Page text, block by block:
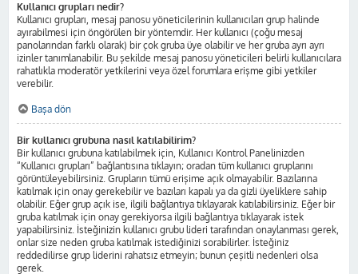
Kullanıcı grupları nedir?
Kullanıcı grupları, mesaj panosu yöneticilerinin kullanıcıları grup halinde
ayırabilmesi için öngörülen bir yöntemdir. Her kullanıcı (çoğu mesaj
panolarından farklı olarak) bir çok gruba üye olabilir ve her gruba ayrı ayrı
izinler tanımlanabilir. Bu şekilde mesaj panosu yöneticileri belirli kullanıcılara
rahatlıkla moderatör yetkilerini veya özel forumlara erişme gibi yetkiler
verebilir.
Başa dön
Bir kullanıcı grubuna nasıl katılabilirim?
Bir kullanıcı grubuna katılabilmek için, Kullanıcı Kontrol Panelinizden
“Kullanıcı grupları” bağlantısına tıklayın; oradan tüm kullanıcı gruplarını
görüntüleyebilirsiniz. Grupların tümü erişime açık olmayabilir. Bazılarına
katılmak için onay gerekebilir ve bazıları kapalı ya da gizli üyeliklere sahip
olabilir. Eğer grup açık ise, ilgili bağlantıya tıklayarak katılabilirsiniz. Eğer bir
gruba katılmak için onay gerekiyorsa ilgili bağlantıya tıklayarak istek
yapabilirsiniz. İsteğinizin kullanıcı grubu lideri tarafından onaylanması gerek,
onlar size neden gruba katılmak istediğinizi sorabilirler. İsteğiniz
reddedilirse grup liderini rahatsız etmeyin; bunun çeşitli nedenleri olsa
gerek.